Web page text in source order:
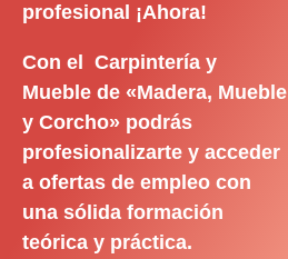
profesional ¡Ahora!
Con el Carpintería y
Mueble de «Madera, Mueble
y Corcho» podrás
profesionalizarte y acceder
a ofertas de empleo con
una sólida formación
teórica y práctica.